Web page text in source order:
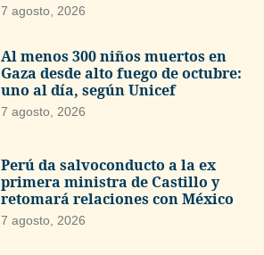
7 agosto, 2026
Al menos 300 niños muertos en
Gaza desde alto fuego de octubre:
uno al día, según Unicef
7 agosto, 2026
Perú da salvoconducto a la ex
primera ministra de Castillo y
retomará relaciones con México
7 agosto, 2026